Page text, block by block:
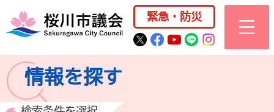
桜川市公式ホー
緊急・防災
桜川市公式Twitter
桜川市公式
桜川市公式
桜川市公式
情報を探す